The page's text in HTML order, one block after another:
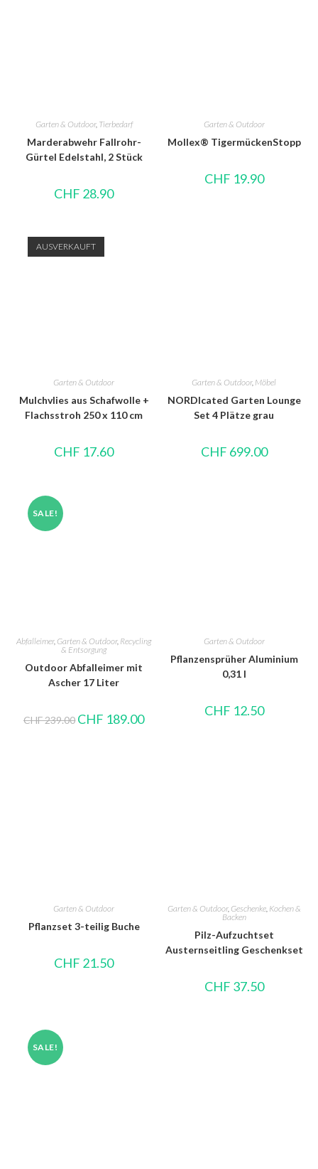
Garten & Outdoor, Tierbedarf
Marderabwehr Fallrohr-
Gürtel Edelstahl, 2 Stück
CHF 28.90
Garten & Outdoor
Mollex® TigermückenStopp
CHF 19.90
AUSVERKAUFT
Garten & Outdoor
Mulchvlies aus Schafwolle +
Flachsstroh 250 x 110 cm
CHF 17.60
Garten & Outdoor, Möbel
NORDIcated Garten Lounge
Set 4 Plätze grau
CHF 699.00
SALE!
Abfalleimer, Garten & Outdoor, Recycling
& Entsorgung
Outdoor Abfalleimer mit
Ascher 17 Liter
CHF239.00 CHF 189.00
Garten & Outdoor
Pflanzensprüher Aluminium
0,31 l
CHF 12.50
Garten & Outdoor
Pflanzset 3-teilig Buche
CHF 21.50
Garten & Outdoor, Geschenke, Kochen &
Backen
Pilz-Aufzuchtset
Austernseitling Geschenkset
CHF 37.50
SALE!